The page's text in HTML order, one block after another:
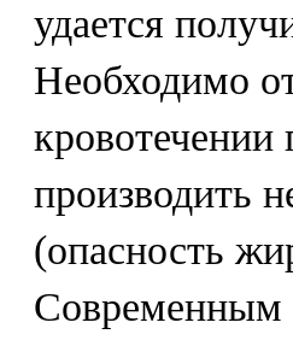
удается
Необходимо
кровотечении
производить
(опасность
Современным